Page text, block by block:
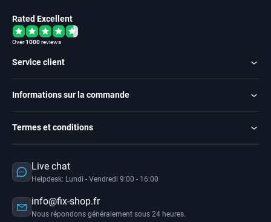
Rated Excellent
Over1000reviews
Service client
Informations sur la commande
Termes et conditions
Live chat
Helpdesk: Lundi - Vendredi 9:00 - 16:00
info@fix-shop.fr
Nous répondons généralement sous 24 heures.